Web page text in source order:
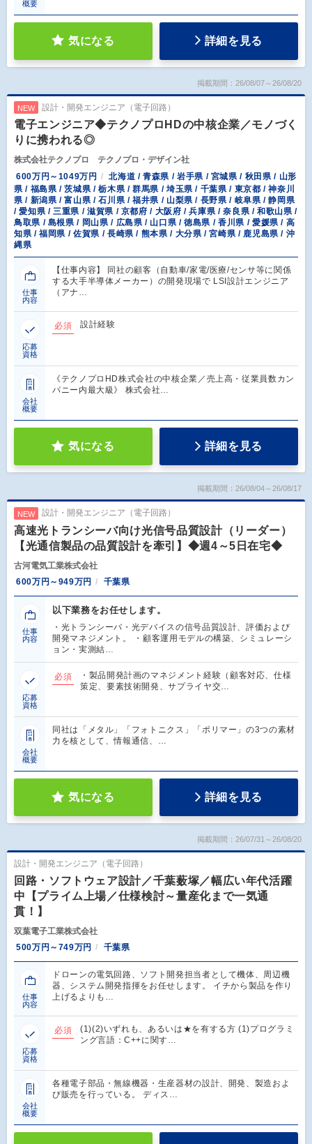
概要
気になる 詳細を見る
掲載期間：26/08/07～26/08/20
NEW 設計・開発エンジニア（電子回路）
電子エンジニア◆テクノプロHDの中核企業／モノづく
りに携われる◎
株式会社テクノプロ テクノプロ・デザイン社
600万円～1049万円
北海道 / 青森県 / 岩手県 / 宮城県 / 秋田県 / 山形
県 / 福島県 / 茨城県 / 栃木県 / 群馬県 / 埼玉県 / 千葉県 / 東京都 / 神奈川
県 / 新潟県 / 富山県 / 石川県 / 福井県 / 山梨県 / 長野県 / 岐阜県 / 静岡県
/ 愛知県 / 三重県 / 滋賀県 / 京都府 / 大阪府 / 兵庫県 / 奈良県 / 和歌山県 /
鳥取県 / 島根県 / 岡山県 / 広島県 / 山口県 / 徳島県 / 香川県 / 愛媛県 / 高
知県 / 福岡県 / 佐賀県 / 長崎県 / 熊本県 / 大分県 / 宮崎県 / 鹿児島県 / 沖
縄県
仕事
内容
【仕事内容】 同社の顧客（自動車/家電/医療/センサ等に関係
する大手半導体メーカー）の開発現場で LSI設計エンジニア
（アナ…
応募
資格
必須 設計経験
会社
概要
《テクノプロHD株式会社の中核企業／売上高・従業員数カン
パニー内最大級》 株式会社…
気になる 詳細を見る
掲載期間：26/08/04～26/08/17
NEW 設計・開発エンジニア（電子回路）
高速光トランシーバ向け光信号品質設計（リーダー）
【光通信製品の品質設計を牽引】◆週4～5日在宅◆
古河電気工業株式会社
600万円～949万円
千葉県
仕事
内容
以下業務をお任せします。
・光トランシーバ・光デバイスの信号品質設計、評価および
開発マネジメント。 ・顧客運用モデルの構築、シミュレーシ
ョン・実測結…
応募
資格
必須
・製品開発計画のマネジメント経験（顧客対応、仕様
策定、要素技術開発、サプライヤ交…
会社
概要
同社は「メタル」「フォトニクス」「ポリマー」の3つの素材
力を核として、情報通信、…
気になる 詳細を見る
掲載期間：26/07/31～26/08/20
設計・開発エンジニア（電子回路）
回路・ソフトウェア設計／千葉薮塚／幅広い年代活躍
中【プライム上場／仕様検討～量産化まで一気通
貫！】
双葉電子工業株式会社
500万円～749万円
千葉県
仕事
内容
ドローンの電気回路、ソフト開発担当者として機体、周辺機
器、システム開発指揮をお任せします。 イチから製品を作り
上げるよりも…
応募
資格
必須
(1)(2)いずれも、あるいは★を有する方 (1)プログラミ
ング言語：C++に関す…
会社
概要
各種電子部品・無線機器・生産器材の設計、開発、製造およ
び販売を行っている。 ディス…